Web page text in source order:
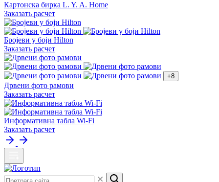
Картонска бирка L. Y. A. Home
Заказать расчет
Бројеви у боји Hilton
Заказать расчет
+8
Дрвени фото рамови
Заказать расчет
Информативна табла Wi-Fi
Заказать расчет